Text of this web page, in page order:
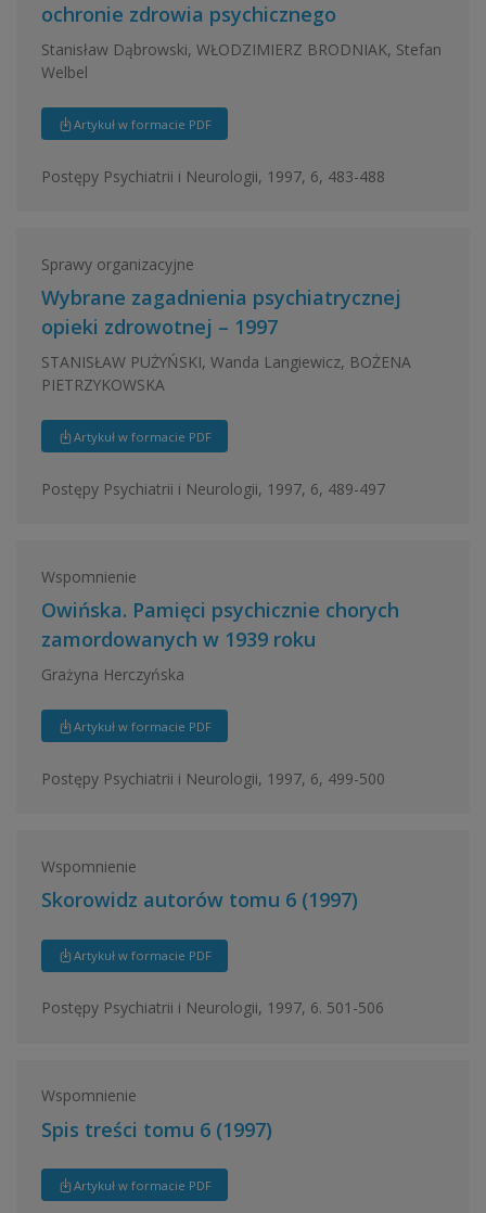
ochronie zdrowia psychicznego
Stanisław Dąbrowski, WŁODZIMIERZ BRODNIAK, Stefan
Welbel
Artykuł w formacie PDF
Postępy Psychiatrii i Neurologii, 1997, 6, 483-488
Sprawy organizacyjne
Wybrane zagadnienia psychiatrycznej
opieki zdrowotnej – 1997
STANISŁAW PUŻYŃSKI, Wanda Langiewicz, BOŻENA
PIETRZYKOWSKA
Artykuł w formacie PDF
Postępy Psychiatrii i Neurologii, 1997, 6, 489-497
Wspomnienie
Owińska. Pamięci psychicznie chorych
zamordowanych w 1939 roku
Grażyna Herczyńska
Artykuł w formacie PDF
Postępy Psychiatrii i Neurologii, 1997, 6, 499-500
Wspomnienie
Skorowidz autorów tomu 6 (1997)
Artykuł w formacie PDF
Postępy Psychiatrii i Neurologii, 1997, 6. 501-506
Wspomnienie
Spis treści tomu 6 (1997)
Artykuł w formacie PDF